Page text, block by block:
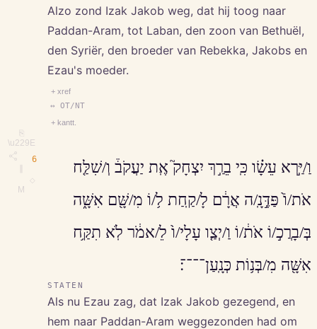
⎘
\u229E
M
Alzo zond Izak Jakob weg, dat hij toog naar
Paddan-Aram, tot Laban, den zoon van Bethuël,
den Syriër, den broeder van Rebekka, Jakobs en
Ezau's moeder.
+ xref
↔ OT/NT
+ kantt.
6
וַ/יַּ֣רְא עֵשָׂ֗ו כִּֽי בֵרַ֣ךְ יִצְחָק֮ אֶֽת יַעֲקֹב֒ וְ/שִׁלַּ֤ח
אֹת/וֹ֙ פַּדֶּ֣נָֽ/ה אֲרָ֔ם לָ/קַֽחַת ל֥/וֹ מִ/שָּׁ֖ם אִשָּׁ֑ה
בְּ/בָרֲכ֣/וֹ אֹת֔/וֹ וַ/יְצַ֤ו עָלָי/ו֙ לֵ/אמֹ֔ר לֹֽא תִקַּ֥ח
אִשָּׁ֖ה מִ/בְּנ֥וֹת כְּנָֽעַן־־־־׃
STATEN
Als nu Ezau zag, dat Izak Jakob gezegend, en
hem naar Paddan-Aram weggezonden had om